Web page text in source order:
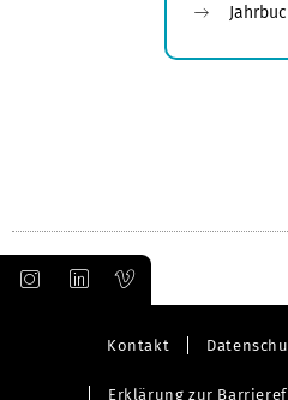
Kontakt
Erklärung zur